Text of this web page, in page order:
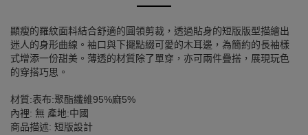
顯瘦的羅紋面料結合舒適的圓領剪裁，透過貼身的短版版型描繪出
迷人的身形曲線。袖口與下擺點綴可愛的木耳邊，為簡約的長袖樣
式增添一份甜美。薄透的材質除了單穿，亦可兩件疊搭，展現玩色
的穿搭巧思。
材質:表布:聚酯纖維95%麻5%
內裡: 無 產地:中國
商品描述: 短版設計